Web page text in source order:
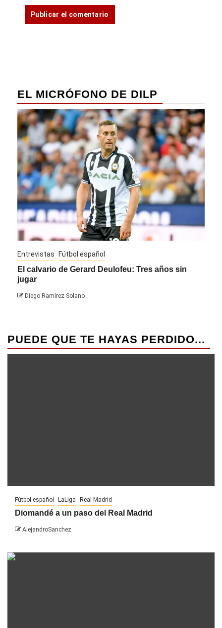
EL MICRÓFONO DE DILP
Entrevistas Fútbol español
El calvario de Gerard Deulofeu: Tres años sin
jugar
Diego Ramírez Solano
PUEDE QUE TE HAYAS PERDIDO...
Fútbol español LaLiga Real Madrid
Diomandé a un paso del Real Madrid
AlejandroSanchez